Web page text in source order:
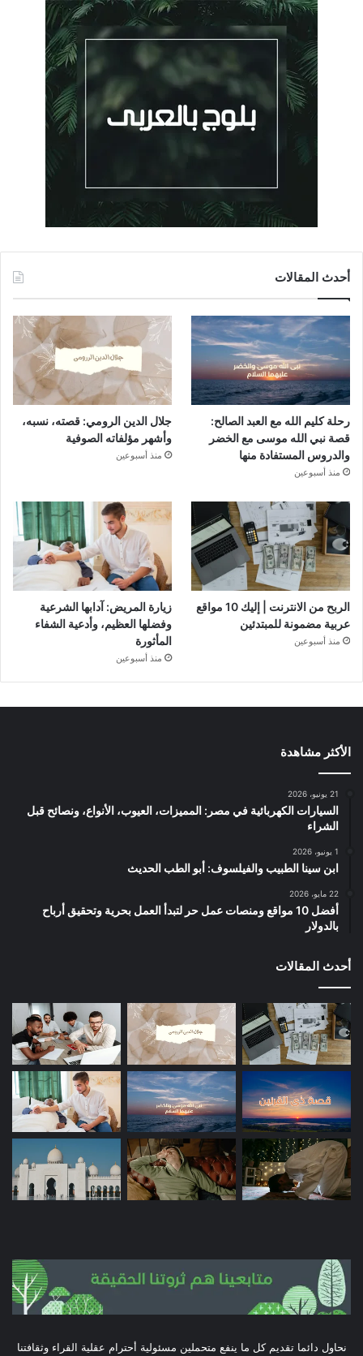
أحدث المقالات
رحلة كليم الله مع العبد الصالح:
قصة نبي الله موسى مع الخضر
والدروس المستفادة منها
منذ أسبوعين
جلال الدين الرومي: قصته، نسبه،
وأشهر مؤلفاته الصوفية
منذ أسبوعين
الربح من الانترنت | إليك 10 مواقع
عربية مضمونة للمبتدئين
منذ أسبوعين
زيارة المريض: آدابها الشرعية
وفضلها العظيم، وأدعية الشفاء
المأثورة
منذ أسبوعين
الأكثر مشاهدة
21 يونيو، 2026
السيارات الكهربائية في مصر: المميزات، العيوب، الأنواع، ونصائح قبل
الشراء
1 يونيو، 2026
ابن سينا الطبيب والفيلسوف: أبو الطب الحديث
22 مايو، 2026
أفضل 10 مواقع ومنصات عمل حر لتبدأ العمل بحرية وتحقيق أرباح
بالدولار
أحدث المقالات
نحاول دائما تقديم كل ما ينفع متحملين مسئولية أحترام عقلية القراء وثقافتنا